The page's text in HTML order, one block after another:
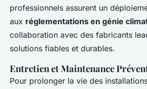
professionnels assurent un
aux réglementations en génie
collaboration avec des fabricants
solutions fiables et durables.
Entretien et Maintenance
Pour prolonger la vie des